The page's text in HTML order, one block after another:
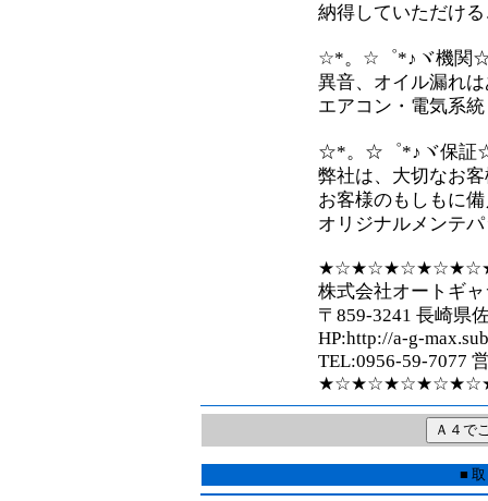
納得していただけ
☆*。☆゜*♪ヾ機関
異音、オイル漏れ
エアコン・電気系
☆*。☆゜*♪ヾ保証
弊社は、大切なお
お客様のもしもに
オリジナルメンテ
株式会社オートギ
〒859-3241 長崎県
HP:http://a-g-
TEL:0956-59-7077
■